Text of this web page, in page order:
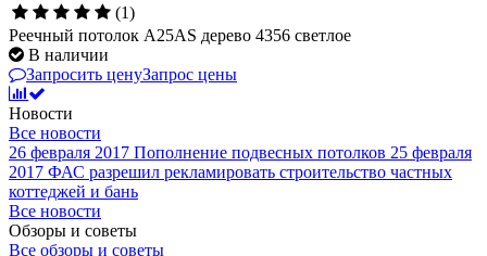
(1)
Реечный потолок A25AS дерево 4356 светлое
В наличии
Запросить ценуЗапрос цены
Новости
Все новости
26 февраля 2017 Пополнение подвесных потолков 25 февраля
2017 ФАС разрешил рекламировать строительство частных
коттеджей и бань
Все новости
Обзоры и советы
Все обзоры и советы